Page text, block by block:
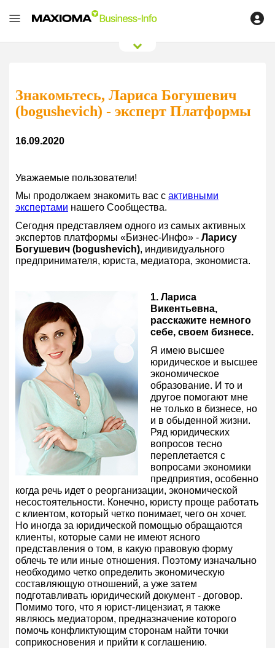
Знакомьтесь, Лариса Богушевич
(bogushevich) - эксперт Платформы
16.09.2020
Уважаемые пользователи!
Мы продолжаем знакомить вас с активными
экспертами нашего Сообщества.
Сегодня представляем одного из самых активных
экспертов платформы «Бизнес-Инфо» - Ларису
Богушевич (bogushevich), индивидуального
предпринимателя, юриста, медиатора, экономиста.
1. Лариса
Викентьевна,
расскажите немного
себе, своем бизнесе.
Я имею высшее
юридическое и высшее
экономическое
образование. И то и
другое помогают мне
не только в бизнесе, но
и в обыденной жизни.
Ряд юридических
вопросов тесно
переплетается с
вопросами экономики
предприятия, особенно
когда речь идет о реорганизации, экономической
несостоятельности. Конечно, юристу проще работать
с клиентом, который четко понимает, чего он хочет.
Но иногда за юридической помощью обращаются
клиенты, которые сами не имеют ясного
представления о том, в какую правовую форму
облечь те или иные отношения. Поэтому изначально
необходимо четко определить экономическую
составляющую отношений, а уже затем
подготавливать юридический документ - договор.
Помимо того, что я юрист-лицензиат, я также
являюсь медиатором, предназначение которого
помочь конфликтующим сторонам найти точки
соприкосновения и прийти к соглашению.